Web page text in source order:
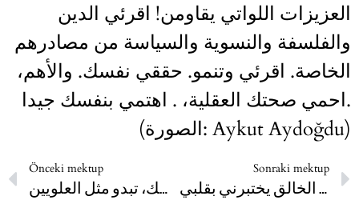
العزيزات اللواتي يقاومن! اقرئي الدين
والفلسفة والنسوية والسياسة من مصادرهم
الخاصة. اقرئي وتنمو. حققي نفسك. والأهم،
احمي صحتك العقلية، . اهتمي بنفسك جيدا.
(الصورة: Aykut Aydoğdu)
Önceki mektup
أنا أخجل منك، انظر إلى نفسك، تبدو مثل العلويين
Sonraki mektup
هذا الخالق يختبرني بقلبي